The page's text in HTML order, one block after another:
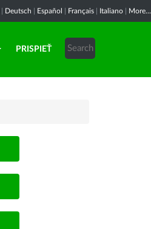
Deutsch Español Français Italiano More...
PRISPIEŤ